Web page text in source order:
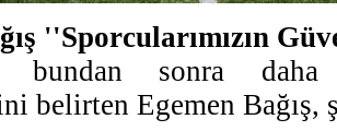
''Sporcularımızın
bundan sonra
belirten Egemen Bağış,